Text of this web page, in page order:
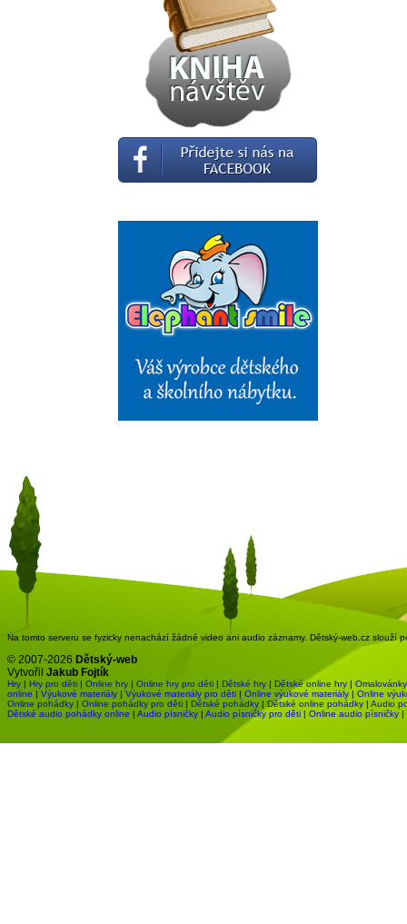
Na tomto serveru se fyzicky nenachází žádné video ani audio záznamy. Dětský-web.cz slouží
© 2007-2026 Dětský-web
Vytvořil Jakub Fojtík
Hry | Hry pro děti | Online hry | Online hry pro děti | Dětské hry | Dětské online hry | Omalovánky
online | Výukové materiály | Výukové materiály pro děti | Online výukové materiály | Online
Online pohádky | Online pohádky pro děti | Dětské pohádky | Dětské online pohádky | Audio
Dětské audio pohádky online | Audio písničky | Audio písničky pro děti | Online audio písničky |